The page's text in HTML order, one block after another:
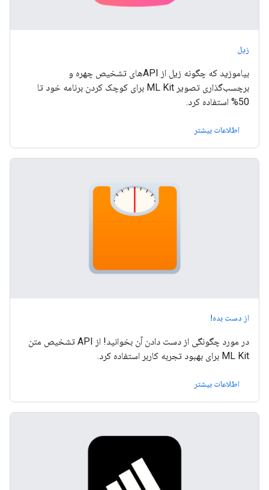
زیل
بیاموزید که چگونه زیل از APIهای تشخیص چهره و
برچسب‌گذاری تصویر ML Kit برای کوچک کردن برنامه خود تا
50% استفاده کرد.
اطلاعات بیشتر
از دست بده!
در مورد چگونگی از دست دادن آن بخوانید! از API تشخیص متن
ML Kit برای بهبود تجربه کاربر استفاده کرد.
اطلاعات بیشتر